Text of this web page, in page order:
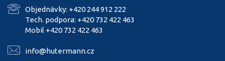
Objednávky: +420 244 912 222
Tech. podpora: +420 732 422 463
Mobil +420 732 422 463
info@hutermann.cz